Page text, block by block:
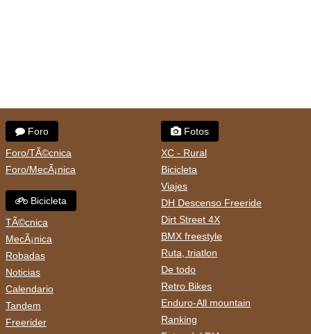
Foro
Foro/TÃ©cnica
Foro/MecÃ¡nica
Bicicleta
TÃ©cnica
MecÃ¡nica
Robadas
Noticias
Calendario
Tandem
Freerider
Fotos
XC - Rural
Bicicleta
Viajes
DH Descenso Freeride
Dirt Street 4X
BMX freestyle
Ruta, triatlon
De todo
Retro Bikes
Enduro-All mountain
Ranking